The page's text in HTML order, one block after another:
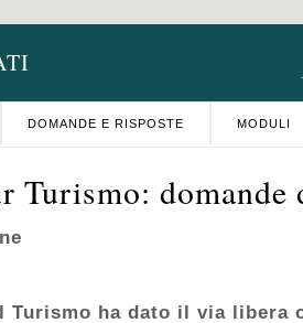
DOMANDE E RISPOSTE MODULI
Turismo:
Turismo ha dato il via libera